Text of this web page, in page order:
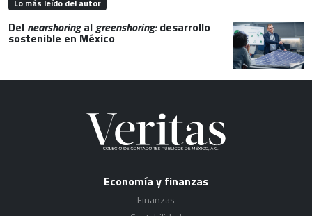
Lo más leído del autor
Del nearshoringalgreenshoring:desarrollo
sostenible en México
Economía y finanzas
Finanzas